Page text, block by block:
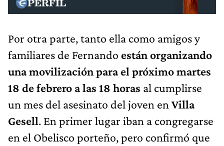
Por otra parte, tanto ella como amigos y
familiares de Fernando están organizando
una movilización para el próximo martes
18 de febrero a las 18 horas al cumplirse
un mes del asesinato del joven en Villa
Gesell. En primer lugar iban a congregarse
en el Obelisco porteño, pero confirmó que